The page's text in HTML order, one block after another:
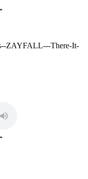
ZAYFALL---There-It-